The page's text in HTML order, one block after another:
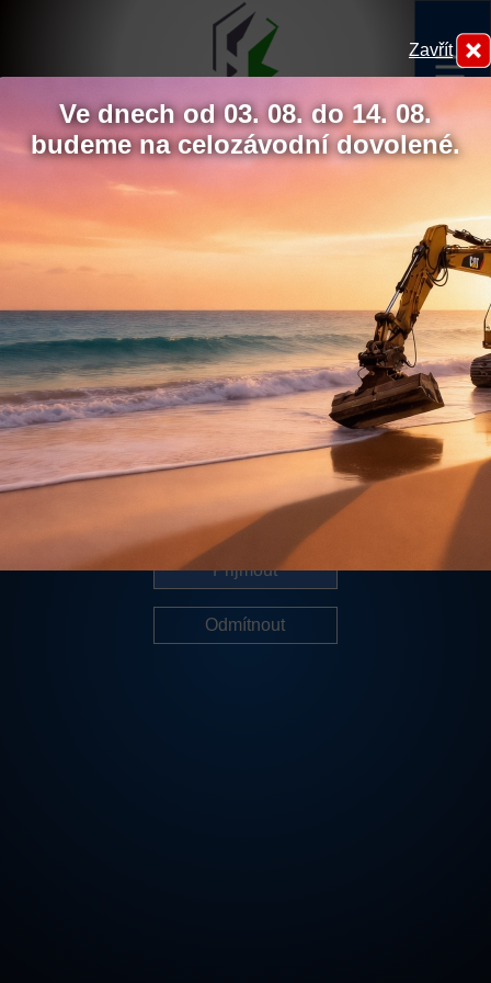
Hydrokov
Zavřít
Ve dnech od 03. 08. do 14. 08.
budeme na celozávodní dovolené.
Chcete udělit souhlas s
využíváním sledovacích
Další informace
Přijmout
Odmítnout